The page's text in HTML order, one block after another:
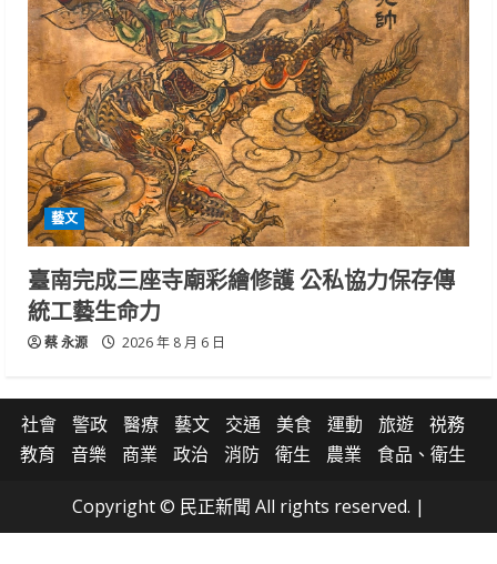
藝文
臺南完成三座寺廟彩繪修護 公私協力保存傳
統工藝生命力
蔡 永源 2026 年 8 月 6 日
社會 警政 醫療 藝文 交通 美食 運動 旅遊
祱務
教育
音樂 商業 政治 消防 衛生 農業 食品、衛生
Copyright © 民正新聞 All rights reserved. |